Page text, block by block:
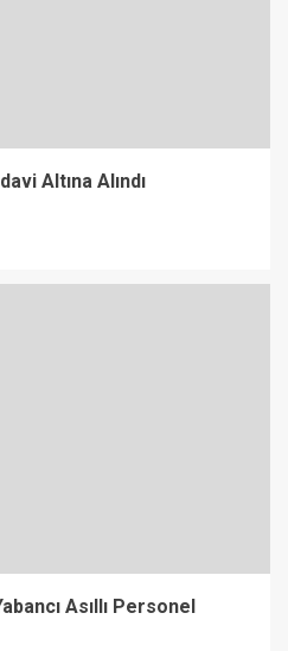
Altına Alındı
Asıllı Personel